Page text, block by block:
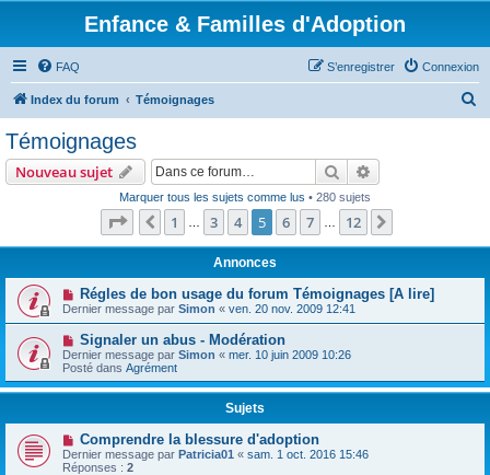
Enfance & Familles d'Adoption
FAQ Connexion
S’enregistrer
Index du forum Témoignages
h
Témoignages
Nouveau sujet Rechercher
Marquer tous les sujets comme lus • 280 sujets
Page sur 12
Précédente
1 3 4 5 6 7 12
Annonces
Régles de bon usage du forum Témoignages [A lire]
Dernier message par Simon « ven. 20 nov. 2009 12:41
Signaler un abus - Modération
Dernier message par Simon « mer. 10 juin 2009 10:26
Posté dans Agrément
Sujets
Comprendre la blessure d'adoption
Dernier message par Patricia01 « sam. 1 oct. 2016 15:46
Réponses : 2